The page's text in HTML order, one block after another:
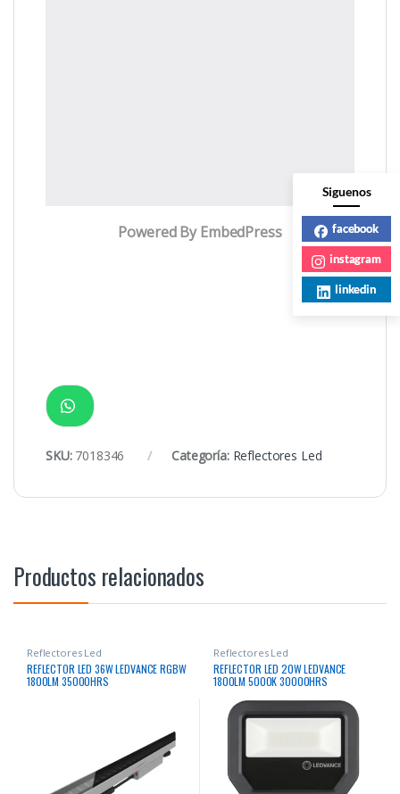
Powered By EmbedPress
SKU: 7018346 Categoría: Reflectores Led
Productos relacionados
Reflectores Led
REFLECTOR LED 36W LEDVANCE RGBW
1800LM 35000HRS
Reflectores Led
REFLECTOR LED 20W LEDVANCE
1800LM 5000K 30000HRS
Siguenos
facebook
instagram
linkedin